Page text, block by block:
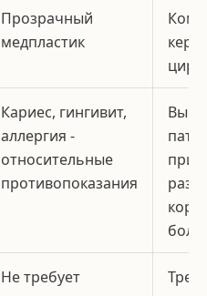
Прозрачный
медпластик
Кариес, гингивит,
аллергия -
относительные
противопоказания
Не требует